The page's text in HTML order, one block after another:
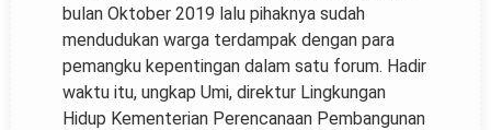
bulan Oktober 2019 lalu pihaknya sudah
mendudukan warga terdampak dengan para
pemangku kepentingan dalam satu forum. Hadir
waktu itu, ungkap Umi, direktur Lingkungan
Hidup Kementerian Perencanaan Pembangunan